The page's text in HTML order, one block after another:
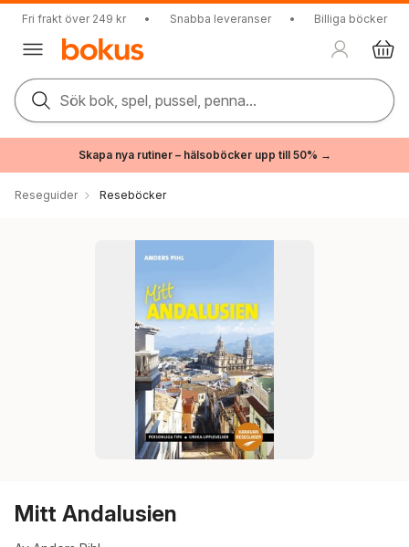
Fri frakt över 249 kr • Snabba leveranser • Billiga böcker
Sök bok, spel, pussel, penna...
Skapa nya rutiner – hälsoböcker upp till 50% →
Reseguider Reseböcker
Mitt Andalusien